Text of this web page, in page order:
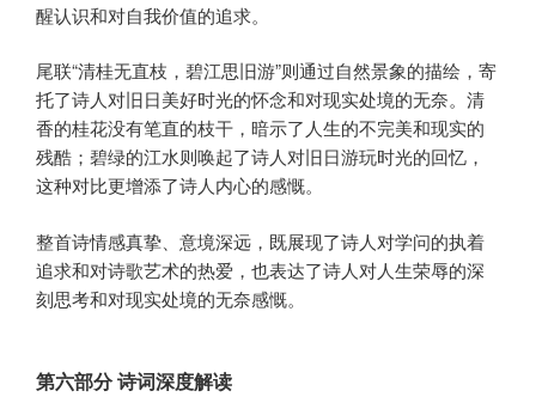
醒认识和对自我价值的追求。
尾联“清桂无直枝，碧江思旧游”则通过自然景象的描绘，寄
托了诗人对旧日美好时光的怀念和对现实处境的无奈。清
香的桂花没有笔直的枝干，暗示了人生的不完美和现实的
残酷；碧绿的江水则唤起了诗人对旧日游玩时光的回忆，
这种对比更增添了诗人内心的感慨。
整首诗情感真挚、意境深远，既展现了诗人对学问的执着
追求和对诗歌艺术的热爱，也表达了诗人对人生荣辱的深
刻思考和对现实处境的无奈感慨。
第六部分 诗词深度解读